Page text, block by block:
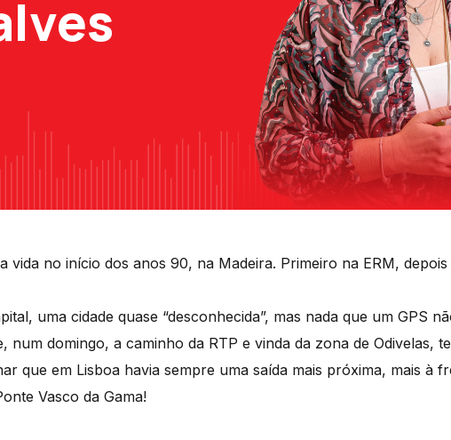
vida no início dos anos 90, na Madeira. Primeiro na ERM, depois
uma cidade quase “desconhecida”, mas nada que um GPS
num domingo, a caminho da RTP e vinda da zona de Odivelas,
que em Lisboa havia sempre uma saída mais próxima, mais à
Vasco da Gama!